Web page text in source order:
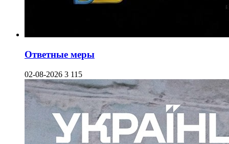
Ответные меры
02-08-2026 3 115